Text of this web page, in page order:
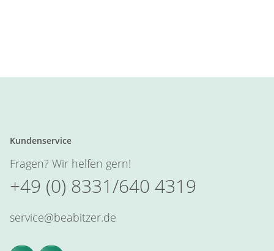
Kundenservice
Fragen? Wir helfen gern!
+49 (0) 8331/640 4319
service@beabitzer.de